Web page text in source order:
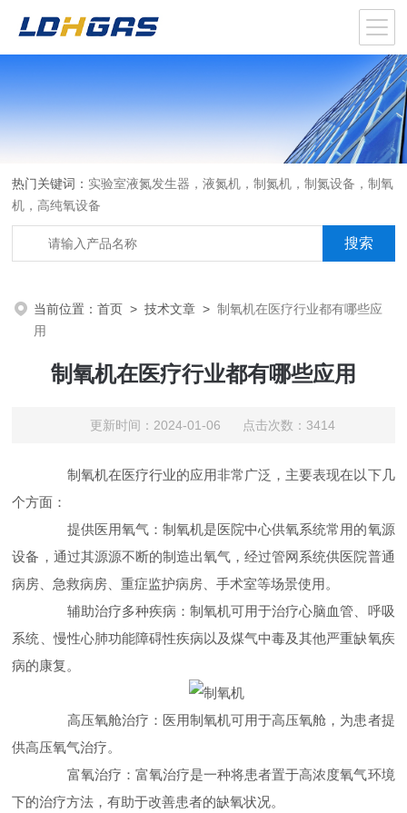
热门关键词： 实验室液氮发生器，液氮机，制氮机，制氮设备，制氧
机，高纯氧设备
当前位置：首页 >技术文章 >制氧机在医疗行业都有哪些应
用
制氧机在医疗行业都有哪些应用
更新时间：2024-01-06 点击次数：3414
制氧机在医疗行业的应用非常广泛，主要表现在以下几
个方面：
提供医用氧气：制氧机是医院中心供氧系统常用的氧源
设备，通过其源源不断的制造出氧气，经过管网系统供医院普通
病房、急救病房、重症监护病房、手术室等场景使用。
辅助治疗多种疾病：制氧机可用于治疗心脑血管、呼吸
系统、慢性心肺功能障碍性疾病以及煤气中毒及其他严重缺氧疾
病的康复。
高压氧舱治疗：医用制氧机可用于高压氧舱，为患者提
供高压氧气治疗。
富氧治疗：富氧治疗是一种将患者置于高浓度氧气环境
下的治疗方法，有助于改善患者的缺氧状况。